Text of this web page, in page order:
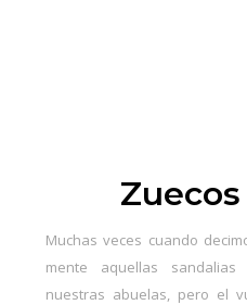
Muchas veces cuando
mente aquellas
nuestras abuelas, pero el